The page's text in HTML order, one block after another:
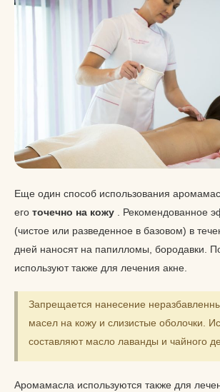
Еще один способ использования
его точечно на кожу . Рекомендованное
(чистое или разведенное в базовом) в
дней наносят на папилломы, бородавки.
используют также для лечения акне.
Запрещается нанесение
масел на кожу и слизистые оболочки.
составляют масло лаванды и чайного
Аромамасла используются также для